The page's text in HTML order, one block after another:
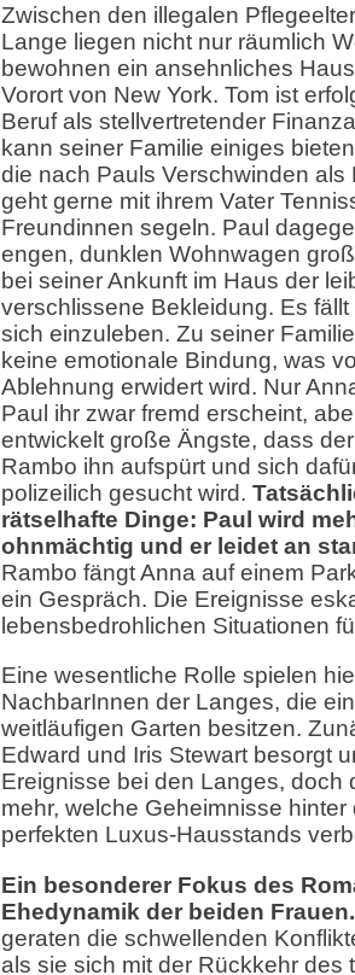
Zwischen den illegalen
Lange liegen nicht nur räumlich
bewohnen ein ansehnliches
Vorort von New York. Tom ist
Beruf als stellvertretender
kann seiner Familie einiges
die nach Pauls Verschwinden als
geht gerne mit ihrem Vater
Freundinnen segeln. Paul
engen, dunklen Wohnwagen
bei seiner Ankunft im Haus der
verschlissene Bekleidung. Es
sich einzuleben. Zu seiner
keine emotionale Bindung, was
Ablehnung erwidert wird. Nur
Paul ihr zwar fremd erscheint,
entwickelt große Ängste, dass
Rambo ihn aufspürt und sich
polizeilich gesucht wird.
rätselhafte Dinge: Paul wird
ohnmächtig und er leidet an
Rambo fängt Anna auf einem
ein Gespräch. Die Ereignisse
lebensbedrohlichen Situationen
Eine wesentliche Rolle spielen
NachbarInnen der Langes, die
weitläufigen Garten besitzen.
Edward und Iris Stewart besorgt
Ereignisse bei den Langes, doch
mehr, welche Geheimnisse
perfekten Luxus-Hausstands
Ein besonderer Fokus des
Ehedynamik der beiden Frauen.
geraten die schwellenden
als sie sich mit der Rückkehr des